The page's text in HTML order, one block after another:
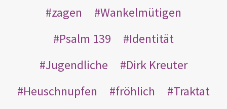
zagen
Wankelmütigen
Psalm 139
Identität
Jugendliche
Dirk Kreuter
Heuschnupfen
fröhlich
Traktat